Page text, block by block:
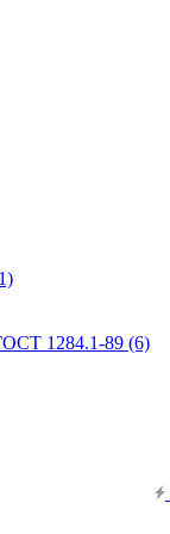
1284.1-89 (6)